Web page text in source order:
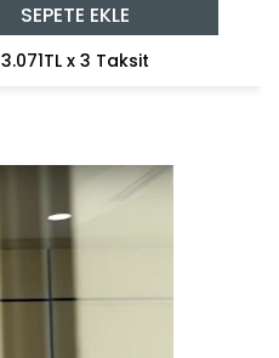
SEPETE EKLE
3.071TL x 3 Taksit